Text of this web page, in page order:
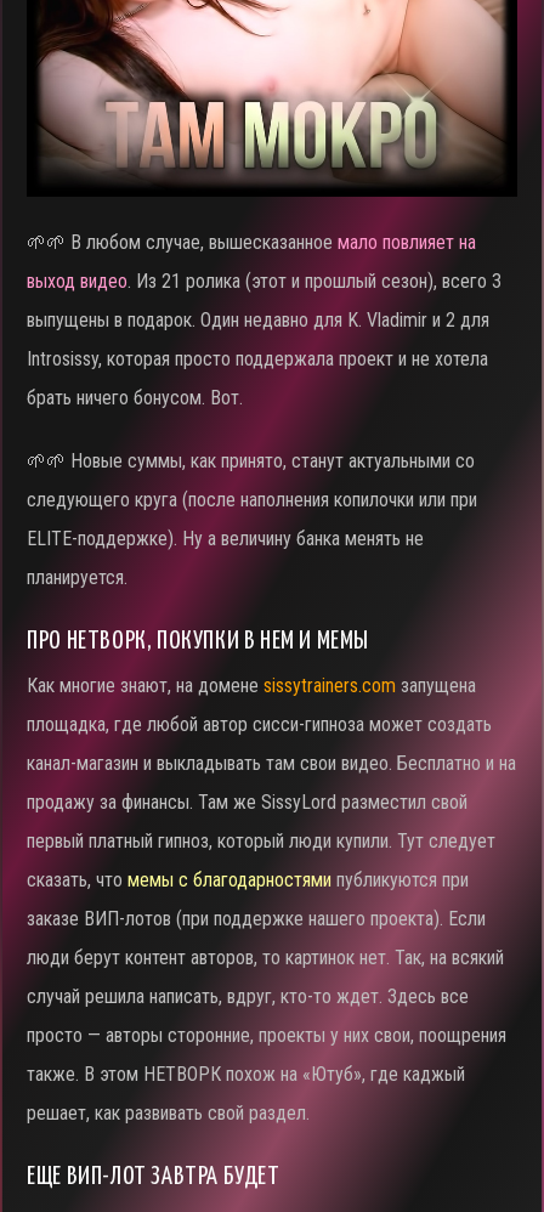
🌱🌱 В любом случае, вышесказанноемало повлияет на
выход видео . Из 21 ролика (этот и прошлый сезон), всего 3
выпущены в подарок. Один недавно для K. Vladimir и 2 для
Introsissy, которая просто поддержала проект и не хотела
брать ничего бонусом. Вот.
🌱🌱 Новые суммы, как принято, станут актуальными со
следующего круга (после наполнения копилочки или при
ELITE-поддержке). Ну а величину банка менять не
планируется.
ПРО НЕТВОРК, ПОКУПКИ В НЕМ И МЕМЫ
Как многие знают, на доменеsissytrainers.com запущена
площадка, где любой автор сисси-гипноза может создать
канал-магазин и выкладывать там свои видео. Бесплатно и на
продажу за финансы. Там же SissyLord разместил свой
первый платный гипноз, который люди купили. Тут следует
сказать, чтомемы с благодарностями публикуются при
заказе ВИП-лотов (при поддержке нашего проекта). Если
люди берут контент авторов, то картинок нет. Так, на всякий
случай решила написать, вдруг, кто-то ждет. Здесь все
просто — авторы сторонние, проекты у них свои, поощрения
также. В этом НЕТВОРК похож на «Ютуб», где каджый
решает, как развивать свой раздел.
ЕЩЕ ВИП-ЛОТ ЗАВТРА БУДЕТ